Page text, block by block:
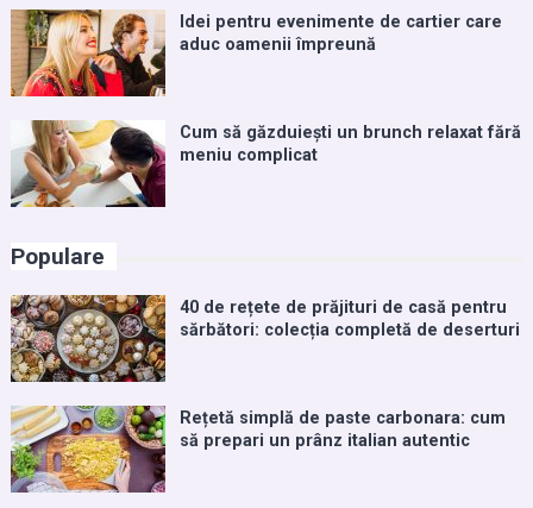
Idei pentru evenimente de cartier care
aduc oamenii împreună
Cum să găzduiești un brunch relaxat fără
meniu complicat
Populare
40 de rețete de prăjituri de casă pentru
sărbători: colecția completă de deserturi
Rețetă simplă de paste carbonara: cum
să prepari un prânz italian autentic